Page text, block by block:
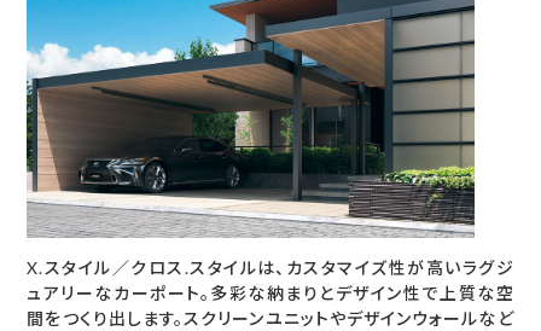
X.スタイル／クロス.スタイルは、カスタマイズ性が高いラグジ
ュアリーなカーポート。多彩な納まりとデザイン性で上質な空
間をつくり出します。スクリーンユニットやデザインウォールなど